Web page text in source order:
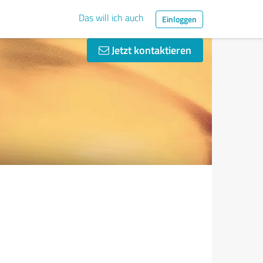
Das will ich auch Einloggen
Jetzt kontaktieren